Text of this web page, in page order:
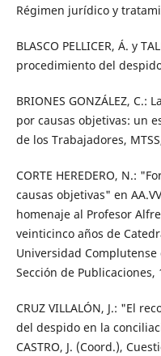
Régimen jurídico y
BLASCO PELLICER, Á. y
procedimiento del
BRIONES GONZÁLEZ,
por causas objetivas: un
de los Trabajadores,
CORTE HEREDERO, N.:
causas objetivas" en
homenaje al Profesor
veinticinco años de
Universidad
Sección de Publicaciones,
CRUZ VILLALÓN, J.: "El
del despido en la
CASTRO, J. (Coord.),